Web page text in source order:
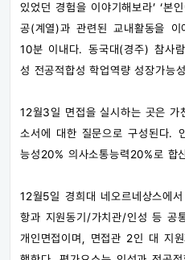
있었던 경험을 이야기해보라’ ‘본
공(계열)과 관련된 교내활동을 이
10분 이내다. 동국대(경주) 참사
성 전공적합성 학업역량 성장가능
12월3일 면접을 실시하는 곳은 가
소서에 대한 질문으로 구성된다.
능성20% 의사소통능력20%로 합
12월5일 경희대 네오르네상스에
항과 지원동기/가치관/인성 등 공
개인면접이며, 면접관 2인 대 지